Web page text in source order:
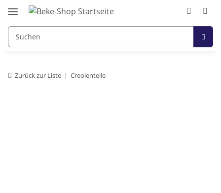
Zurück zur Liste Creolenteile